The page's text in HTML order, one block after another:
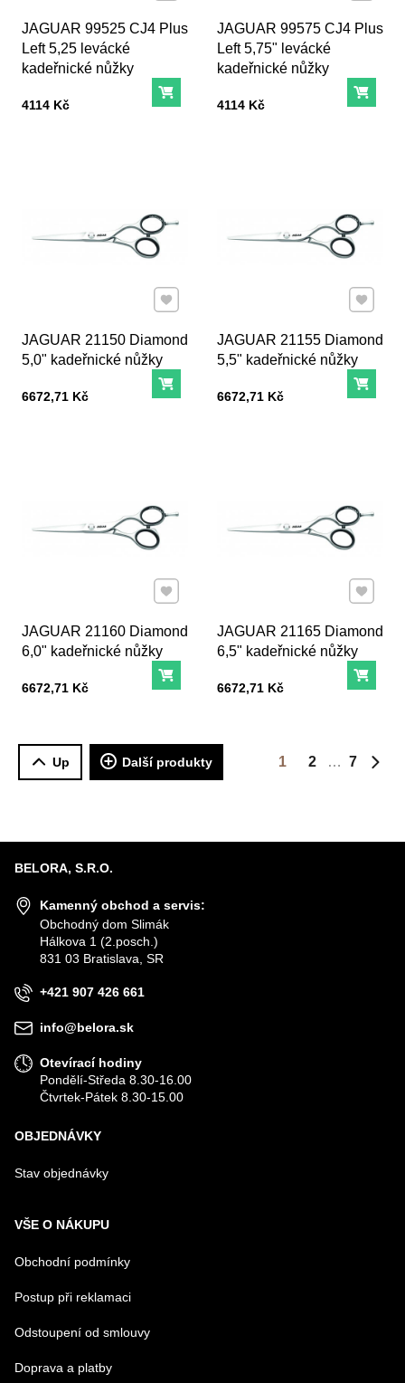
JAGUAR 99525 CJ4 Plus
Left 5,25 levácké
kadeřnické nůžky
Cena s DPH
4114 Kč Do košíku
JAGUAR 99575 CJ4 Plus
Left 5,75" levácké
kadeřnické nůžky
Cena s DPH
4114 Kč Do
JAGUAR 21150 Diamond
5,0" kadeřnické nůžky
Cena s DPH
6672,71 Kč Do košíku
Přidat k Oblíbeným
JAGUAR 21155 Diamond
5,5" kadeřnické nůžky
Cena s DPH
6672,71 Kč Do
Přidat k
JAGUAR 21160 Diamond
6,0" kadeřnické nůžky
Cena s DPH
6672,71 Kč Do košíku
Přidat k Oblíbeným
JAGUAR 21165 Diamond
6,5" kadeřnické nůžky
Cena s DPH
6672,71 Kč Do
Přidat k
Up Další produkty 1 2
7
BELORA, S.R.O.
Kamenný obchod a servis:
Obchodný dom Slimák
Hálkova 1 (2.posch.)
831 03 Bratislava, SR
+421 907 426 661
info@belora.sk
Otevírací hodiny
Pondělí-Středa 8.30-16.00
Čtvrtek-Pátek 8.30-15.00
OBJEDNÁVKY
Stav objednávky
VŠE O NÁKUPU
Obchodní podmínky
Postup při reklamaci
Odstoupení od smlouvy
Doprava a platby